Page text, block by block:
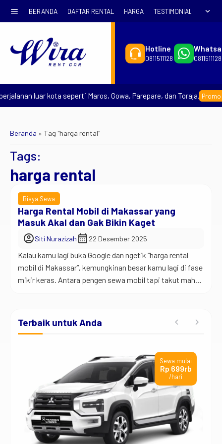
menu BERANDA DAFTAR RENTAL HARGA TESTIMONIAL expand_more
Hotline
0811511128 0811511128
luar kota seperti Maros, Gowa, Parepare, dan Toraja. Promo
Beranda » Tag "harga rental"
Tags:
harga rental
Biaya Sewa
Harga Rental Mobil di Makassar yang
Masuk Akal dan Gak Bikin Kaget
account_circleSiti Nurazizah calendar_month 22 Desember 2025
Kalau kamu lagi buka Google dan ngetik “harga rental
mobil di Makassar”, kemungkinan besar kamu lagi di fase
mikir keras. Antara pengen sewa mobil tapi takut mahal,
rental mobil itu sering kali bikin orang salah paham. Ada
yang kelihatannya […]
Terbaik untuk Anda
Sewa mulai
Rp 12,6jt
/hari